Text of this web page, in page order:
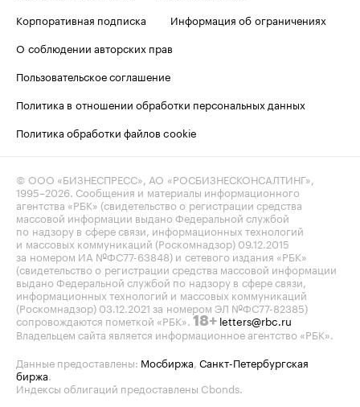
Корпоративная подписка
Информация об ограничениях
О соблюдении авторских прав
Пользовательское соглашение
Политика в отношении обработки персональных данных
Политика обработки файлов cookie
© ООО «БИЗНЕСПРЕСС», АО «РОСБИЗНЕСКОНСАЛТИНГ»,
1995–2026 . Сообщения и материалы информационного
агентства «РБК» (свидетельство о регистрации средства
массовой информации выдано Федеральной службой
по надзору в сфере связи, информационных технологий
и массовых коммуникаций (Роскомнадзор) 09.12.2015
за номером ИА №ФС77-63848) и сетевого издания «РБК»
(свидетельство о регистрации средства массовой информации
выдано Федеральной службой по надзору в сфере связи,
информационных технологий и массовых коммуникаций
(Роскомнадзор) 03.12.2021 за номером ЭЛ №ФС77-82385)
сопровождаются пометкой «РБК». 18+ letters@rbc.ru
Владельцем сайта является информационное агентство «РБК».
Данные предоставлены: Мосбиржа Санкт-Петербургская
биржа
Индексы облигаций предоставлены Cbonds.